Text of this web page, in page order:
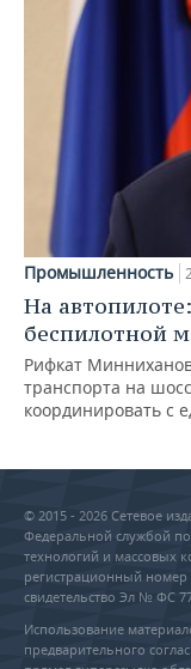
Промышленность
На
беспилотной
Рифкат
транспорта на
координировать с
© 2015 - 2026 Сетевое
Федеральной службой
технологий и массовых
регистрационный номер
свидетельство Эл № ФС
Использование
предварительного